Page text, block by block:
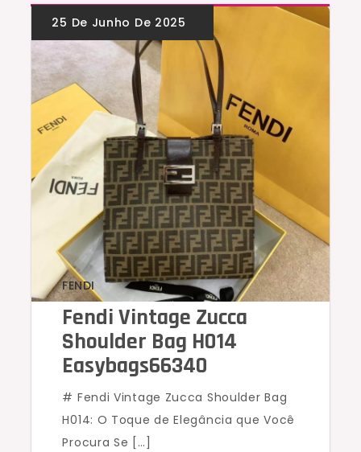
FENDI
Fendi Vintage Zucca
Shoulder Bag H014
Easybags66340
# Fendi Vintage Zucca Shoulder Bag
H014: O Toque de Elegância que Você
Procura Se […]